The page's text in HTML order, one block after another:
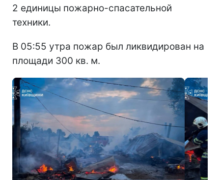
2 единицы пожарно-спасательной
техники.
В 05:55 утра пожар был ликвидирован на
площади 300 кв. м.